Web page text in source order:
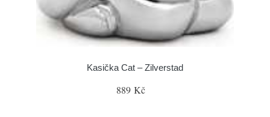
Kasička Cat – Zilverstad
889 Kč